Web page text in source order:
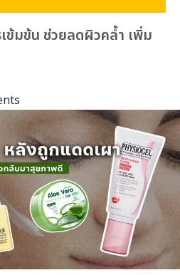
ข้มข้น ช่วยลดผิวคล้ำ เพิ่ม